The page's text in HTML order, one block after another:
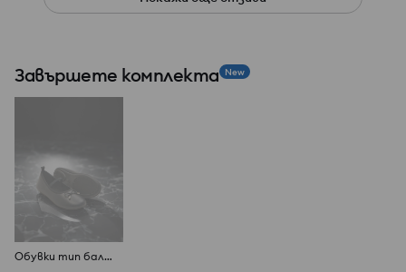
Завършете комплекта New
Обувки тип балеринки